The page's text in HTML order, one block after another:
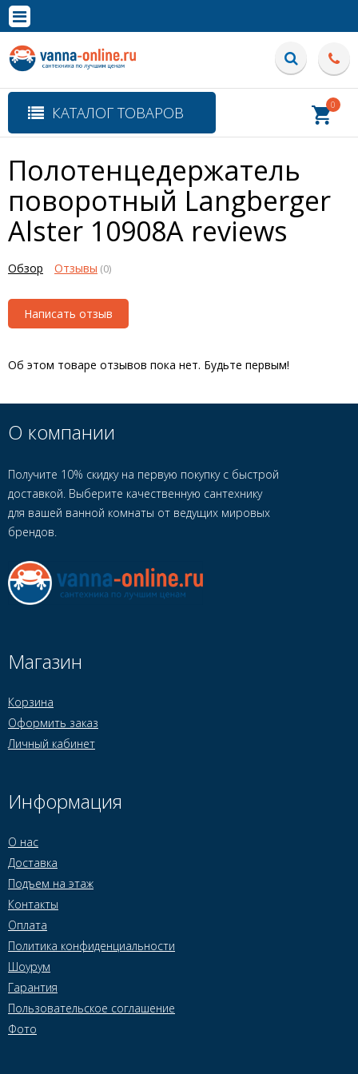
Полная версия сайта
КАТАЛОГ ТОВАРОВ 0
Полотенцедержатель
поворотный Langberger
Alster 10908A reviews
Обзор Отзывы (0)
Написать отзыв
Об этом товаре отзывов пока нет. Будьте первым!
О компании
Получите 10% скидку на первую покупку с быстрой
доставкой. Выберите качественную сантехнику
для вашей ванной комнаты от ведущих мировых
брендов.
Магазин
Корзина
Оформить заказ
Личный кабинет
Информация
О нас
Доставка
Подъем на этаж
Контакты
Оплата
Политика конфиденциальности
Шоурум
Гарантия
Пользовательское соглашение
Фото